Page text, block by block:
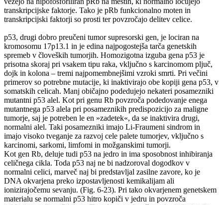
transkripcijske faktorje. Tako je pRb funkcionalno moten in
transkripcijski faktorji so prosti ter povzročajo delitev celice.
p53, drugi dobro preučeni tumor supresorski gen, je lociran na
kromosomu 17p13.1 in je edina najpogostejša tarča genetskih
spremeb v človeških tumorjih. Homozigotna izguba gena p53 je
prisotna skoraj pri vsakem tipu raka, vključno s karcinomom pljuč,
dojk in kolona – tremi najpomembnejšimi vzroki smrti. Pri večini
primerov so potrebne mutacije, ki inaktivirajo obe kopiji gena p53, v
somatskih celicah. Manj običajno podedujejo nekateri posamezniki
mutantni p53 alel. Kot pri genu Rb povzroča podedovanje enega
mutantnega p53 alela pri posameznikih predispozicijo za maligne
tumorje, saj je potreben le en »zadetek«, da se inaktivira drugi,
normalni alel. Taki posamezniki imajo Li-Fraumeni sindrom in
imajo visoko tveganje za razvoj cele palete tumorjev, vključno s
karcinomi, sarkomi, limfomi in možganskimi tumorji.
Kot gen Rb, deluje tudi p53 na jedro in ima sposobnost inhibiranja
celičnega cikla. Toda p53 naj ne bi nadzoroval dogodkov v
normalni celici, marveč naj bi predstavljal zasilne zavore, ko je
DNA okvarjena preko izpostavljenosti kemikalijam ali
ionizirajočemu sevanju. (Fig. 6-23). Pri tako okvarjenem genetskem
materialu se normalni p53 hitro kopiči v jedru in povzroča